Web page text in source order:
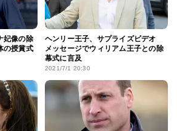
妃像の除
の授賞式
ヘンリー王子、サプライズビデオ
メッセージでウィリアム王子との除
幕式に言及
2021/7/1 20:30